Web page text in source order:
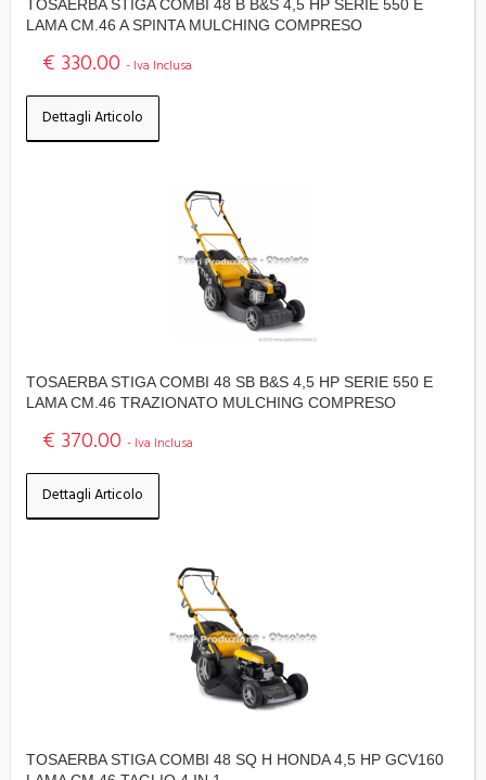
TOSAERBA STIGA COMBI 48 B B&S 4,5 HP SERIE 550 E
LAMA CM.46 A SPINTA MULCHING COMPRESO
€ 330.00 - Iva Inclusa
Dettagli Articolo
TOSAERBA STIGA COMBI 48 SB B&S 4,5 HP SERIE 550 E
LAMA CM.46 TRAZIONATO MULCHING COMPRESO
€ 370.00 - Iva Inclusa
Dettagli Articolo
TOSAERBA STIGA COMBI 48 SQ H HONDA 4,5 HP GCV160